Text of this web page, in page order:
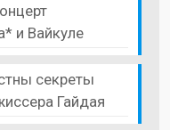
и Вайкуле
секреты
Гайдая